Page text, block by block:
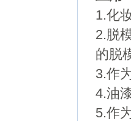
1.化
2.脱
的脱
3.作
4.油
5.作